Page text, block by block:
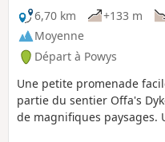
6,70 km
+133 m
Moyenne
Départ à Powys
Une petite promenade
partie du sentier Offa's
de magnifiques paysages.